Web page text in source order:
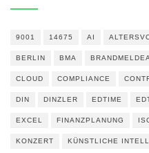
9001 14675 AI
BERLIN BMA
CLOUD COMPLIANCE
DIN DINZLER EDTIME
EXCEL FINANZPLANUNG
KONZERT KÜNSTLICHE